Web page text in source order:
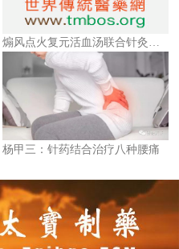
煽风点火复元活血汤联合针灸治疗急性腰扭伤疗效观察
杨甲三：针药结合治疗八种腰痛